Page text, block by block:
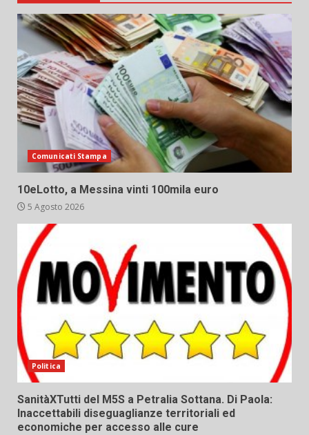
Comunicati Stampa
10eLotto, a Messina vinti 100mila euro
5 Agosto 2026
Politica
SanitàXTutti del M5S a Petralia Sottana. Di Paola:
Inaccettabili diseguaglianze territoriali ed
economiche per accesso alle cure